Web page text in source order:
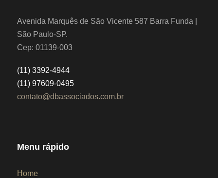
Avenida Marquês de São Vicente 587 Barra Funda |
São Paulo-SP.
Cep: 01139-003
(11) 3392-4944
(11) 97609-0495
contato@dbassociados.com.br
Menu rápido
Home